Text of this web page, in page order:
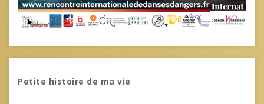
Petite histoire de ma vie